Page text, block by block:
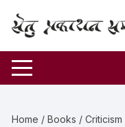
Home /Books /Criticism